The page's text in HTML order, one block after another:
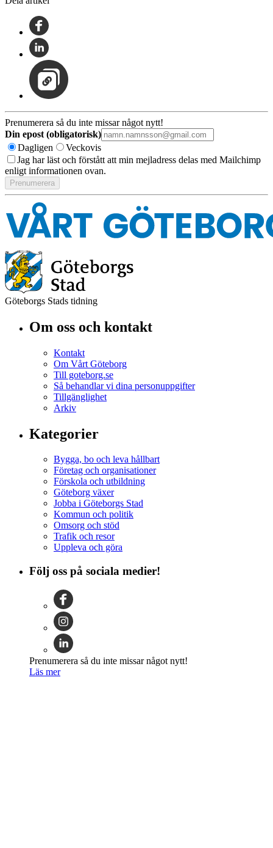
Prenumerera så du inte missar något nytt!
Din epost (obligatorisk)
Dagligen
Veckovis
Jag har läst och förstått att min mejladress delas med Mailchimp
enligt informationen ovan.
Göteborgs Stads tidning
Om oss och kontakt
Kontakt
Om Vårt Göteborg
Till goteborg.se
Så behandlar vi dina personuppgifter
Tillgänglighet
Arkiv
Kategorier
Bygga, bo och leva hållbart
Företag och organisationer
Förskola och utbildning
Göteborg växer
Jobba i Göteborgs Stad
Kommun och politik
Omsorg och stöd
Trafik och resor
Uppleva och göra
Följ oss på sociala medier!
Prenumerera så du inte missar något nytt!
Läs mer